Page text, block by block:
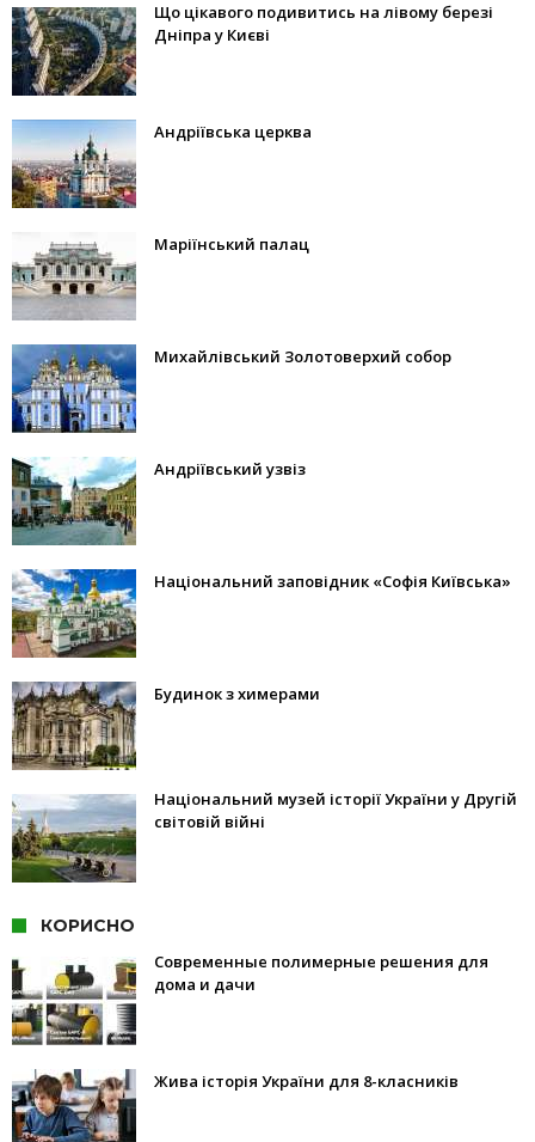
Що цікавого подивитись на лівому березі
Дніпра у Києві
Андріївська церква
Маріїнський палац
Михайлівський Золотоверхий собор
Андріївський узвіз
Національний заповідник «Софія Київська»
Будинок з химерами
Національний музей історії України у Другій
світовій війні
КОРИСНО
Современные полимерные решения для
дома и дачи
Жива історія України для 8-класників